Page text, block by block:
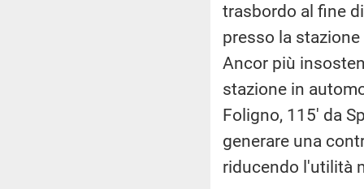
trasbordo al fine
presso la
Ancor più
stazione in
Foligno, 115' da
generare una
riducendo l'utilità